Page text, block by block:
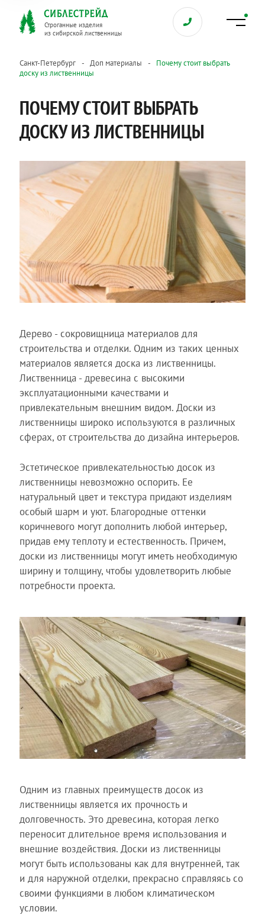
Строганные изделия
из сибирской лиственницы
Санкт-Петербург Доп материалы
Почему стоит выбрать
доску из лиственницы
ПОЧЕМУ СТОИТ ВЫБРАТЬ
ДОСКУ ИЗ ЛИСТВЕННИЦЫ
Дерево - сокровищница материалов для
строительства и отделки. Одним из таких ценных
материалов является доска из лиственницы.
Лиственница - древесина с высокими
эксплуатационными качествами и
привлекательным внешним видом. Доски из
лиственницы широко используются в различных
сферах, от строительства до дизайна интерьеров.
Эстетическое привлекательностью досок из
лиственницы невозможно оспорить. Ее
натуральный цвет и текстура придают изделиям
особый шарм и уют. Благородные оттенки
коричневого могут дополнить любой интерьер,
придав ему теплоту и естественность. Причем,
доски из лиственницы могут иметь необходимую
ширину и толщину, чтобы удовлетворить любые
потребности проекта.
Одним из главных преимуществ досок из
лиственницы является их прочность и
долговечность. Это древесина, которая легко
переносит длительное время использования и
внешние воздействия. Доски из лиственницы
могут быть использованы как для внутренней, так
и для наружной отделки, прекрасно справляясь со
своими функциями в любом климатическом
условии.